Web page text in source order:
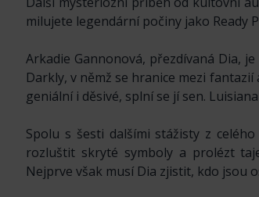
milujete legendární počiny jako Ready
Arkadie Gannonová, přezdívaná Dia,
Darkly, v němž se hranice mezi
geniální i děsivé, splní se jí sen.
Spolu s šesti dalšími stážisty z
rozluštit skryté symboly a prolézt
Nejprve však musí Dia zjistit, kdo jsou